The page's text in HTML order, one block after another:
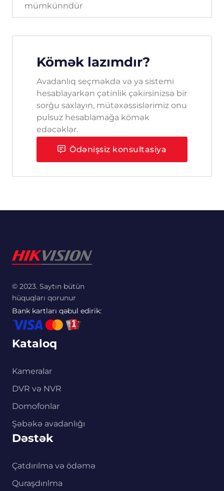
mümkünndür
Kömək lazımdır?
Avadanlıq seçməkdə və ya sistemi
hesablayarkən çətinlik çəkirsinizsə bir
sorğu saxlayın, mütəxəssislərimiz onu
pulsuz hesablamağa kömək
edəcəklər.
Ödənişsiz konsultasiya
© 2023. Saytın bütün
hüquqları qorunur
Bank kartları qəbul edirik:
Kataloq
Kameralar
DVR və NVR
Domofonlar
Şəbəkə avadanlığı
Dəstək
Çatdırılma və ödəmə
Quraşdırılma